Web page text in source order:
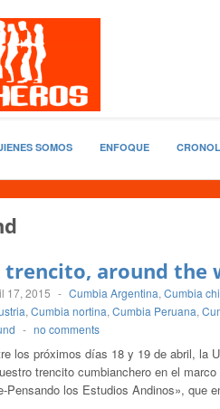
SOMOS ENFOQUE
trencito, around the
17, 2015 - Cumbia Argentina, Cumbia
, Cumbia nortina, Cumbia Peruana,
- no comments
los próximos días 18 y 19 de abril, la
trencito cumbianchero en el
Pensando los Estudios Andinos», que